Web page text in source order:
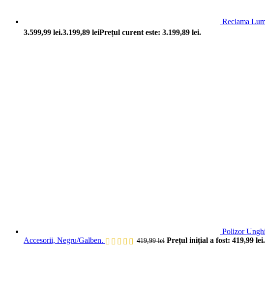
Reclama
3.599,99 lei.3.199,89 leiPrețul curent este: 3.199,89 lei.
Polizor
Accesorii, Negru/Galben.
419,99lei Prețul inițial a fost: 419,99 lei.